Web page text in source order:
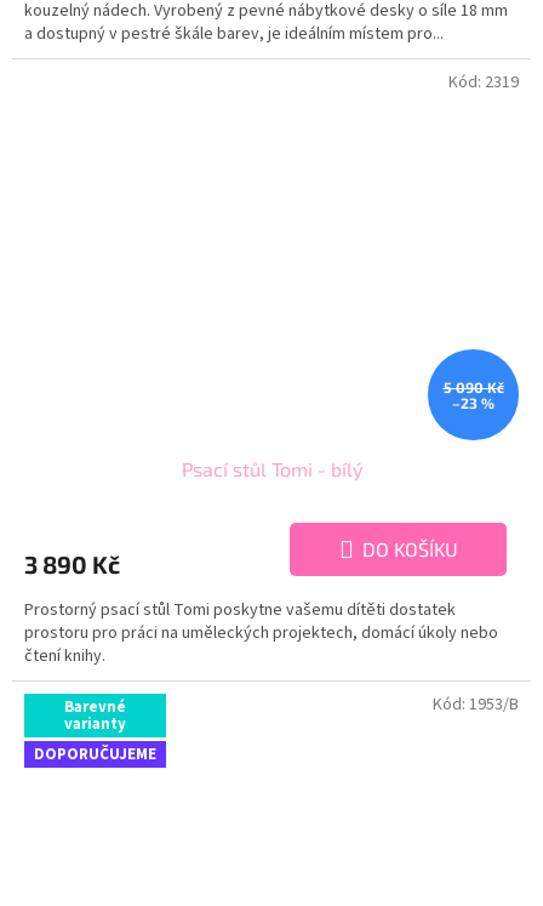
kouzelný nádech. Vyrobený z pevné nábytkové desky o síle 18 mm
a dostupný v pestré škále barev, je ideálním místem pro...
5 090 Kč
–23 %
Psací stůl Tomi - bílý
3 890 Kč
DO KOŠÍKU
Prostorný psací stůl Tomi poskytne vašemu dítěti dostatek
prostoru pro práci na uměleckých projektech, domácí úkoly nebo
čtení knihy.
Kód: 2319
Barevné
varianty
DOPORUČUJEME
Kód: 1953/B